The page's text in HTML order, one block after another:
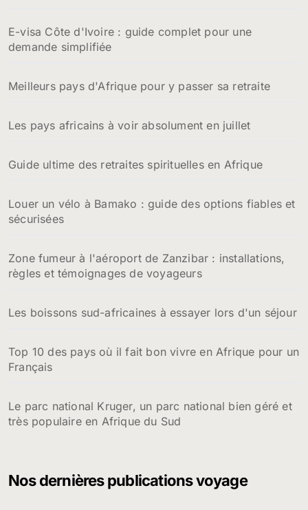
E-visa Côte d'Ivoire : guide complet pour une
demande simplifiée
Meilleurs pays d'Afrique pour y passer sa retraite
Les pays africains à voir absolument en juillet
Guide ultime des retraites spirituelles en Afrique
Louer un vélo à Bamako : guide des options fiables et
sécurisées
Zone fumeur à l'aéroport de Zanzibar : installations,
règles et témoignages de voyageurs
Les boissons sud-africaines à essayer lors d'un séjour
Top 10 des pays où il fait bon vivre en Afrique pour un
Français
Le parc national Kruger, un parc national bien géré et
très populaire en Afrique du Sud
Nos dernières publications voyage